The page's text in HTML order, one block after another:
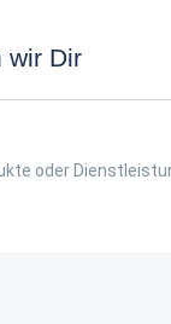
wir Dir
oder